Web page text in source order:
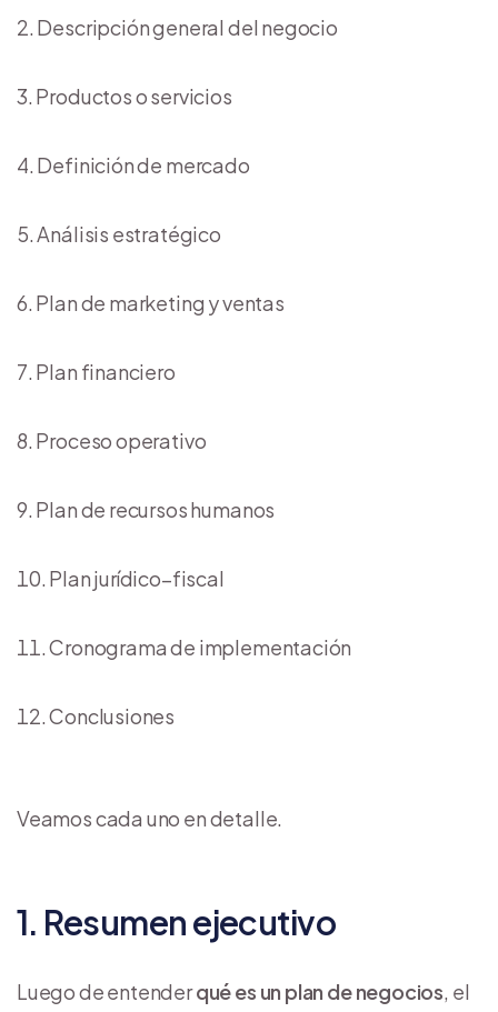
Descripción general del negocio
Productos o servicios
Definición de mercado
Análisis estratégico
Plan de marketing y ventas
Plan financiero
Proceso operativo
Plan de recursos humanos
Plan jurídico–fiscal
Cronograma de implementación
Conclusiones
Veamos cada uno en detalle.
1. Resumen ejecutivo
Luego de entenderqué es un plan de negocios, el